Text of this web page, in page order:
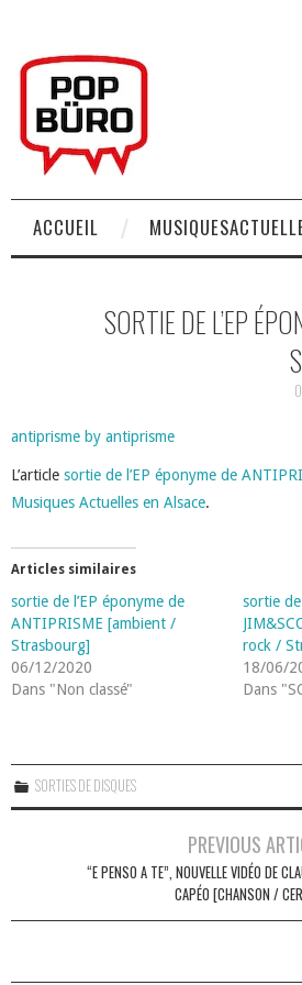
ACCUEIL
SORTIE DE L’EP
antiprisme by antiprisme
L’article sortie de l’EP éponyme de
Musiques Actuelles en Alsace.
Articles similaires
sortie de l’EP éponyme de
ANTIPRISME [ambient /
Strasbourg]
06/12/2020
Dans "Non classé"
sortie
rock /
18/06/
Dans
SORTIES DE DISQUES
PREVIOUS
“E PENSO A TE”, NOUVELLE VIDÉO DE
CAPÉO [CHANSON /